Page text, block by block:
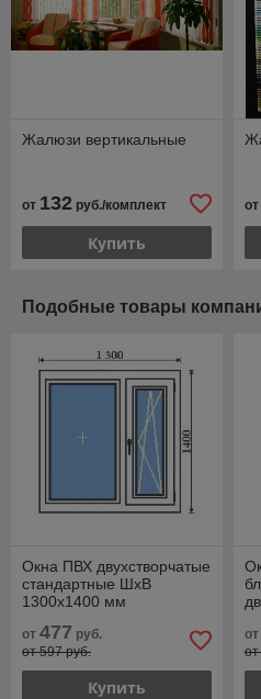
Жалюзи вертикальные
от 132 руб./комплект
Купить
от
Подобные товары
Окна ПВХ двухстворчатые
стандартные ШхВ
1300х1400 мм
от 477 руб.
от 597 руб.
Купить
от